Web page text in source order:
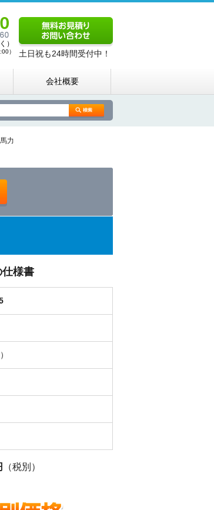
）
） 土日祝も24時間受付中！
会社概要
力
様書
（税別）